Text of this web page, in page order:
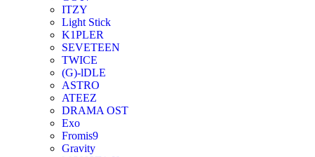
ITZY
Light Stick
K1PLER
SEVETEEN
TWICE
(G)-lDLE
ASTRO
ATEEZ
DRAMA OST
Exo
Fromis9
Gravity